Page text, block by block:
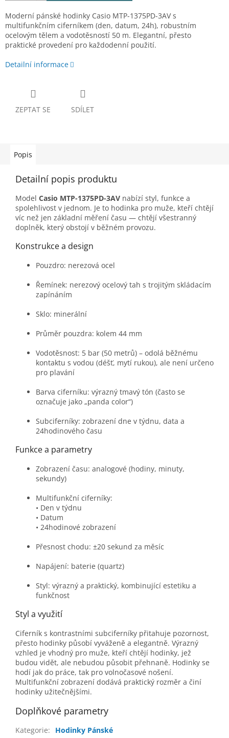
Moderní pánské hodinky Casio MTP-1375PD-3AV s
multifunkčním ciferníkem (den, datum, 24h), robustním
ocelovým tělem a vodotěsností 50 m. Elegantní, přesto
praktické provedení pro každodenní použití.
Detailní informace
ZEPTAT SE SDÍLET
Popis
Detailní popis produktu
Model Casio MTP-1375PD-3AV nabízí styl, funkce a
spolehlivost v jednom. Je to hodinka pro muže, kteří chtějí
víc než jen základní měření času — chtějí všestranný
doplněk, který obstojí v běžném provozu.
Konstrukce a design
Pouzdro: nerezová ocel
Řemínek: nerezový ocelový tah s trojitým skládacím
zapínáním
Sklo: minerální
Průměr pouzdra: kolem 44 mm
Vodotěsnost: 5 bar (50 metrů) – odolá běžnému
kontaktu s vodou (déšť, mytí rukou), ale není určeno
pro plavání
Barva ciferníku: výrazný tmavý tón (často se
označuje jako „panda color“)
Subciferníky: zobrazení dne v týdnu, data a
24hodinového času
Funkce a parametry
Zobrazení času: analogové (hodiny, minuty,
sekundy)
Multifunkční ciferníky:
• Den v týdnu
• Datum
• 24hodinové zobrazení
Přesnost chodu: ±20 sekund za měsíc
Napájení: baterie (quartz)
Styl: výrazný a praktický, kombinující estetiku a
funkčnost
Styl a využití
Ciferník s kontrastními subciferníky přitahuje pozornost,
přesto hodinky působí vyváženě a elegantně. Výrazný
vzhled je vhodný pro muže, kteří chtějí hodinky, jež
budou vidět, ale nebudou působit přehnaně. Hodinky se
hodí jak do práce, tak pro volnočasové nošení.
Multifunkční zobrazení dodává praktický rozměr a činí
hodinky užitečnějšími.
Doplňkové parametry
Kategorie:
Hodinky Pánské